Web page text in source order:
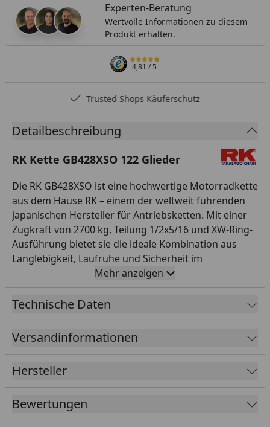
Experten-Beratung
Wertvolle Informationen zu diesem
Produkt erhalten.
4,81/ 5
Trusted Shops Käuferschutz
Detailbeschreibung
RK Kette GB428XSO 122 Glieder
Die RK GB428XSO ist eine hochwertige Motorradkette
aus dem Hause RK – einem der weltweit führenden
japanischen Hersteller für Antriebsketten. Mit einer
Zugkraft von 2700 kg, Teilung 1/2x5/16 und XW-Ring-
Ausführung bietet sie die ideale Kombination aus
Langlebigkeit, Laufruhe und Sicherheit im
Einsatzbereich Straße bis 400 ccm. Die XW-Ring-
Technologie versiegelt das Hochleistungsfett
dauerhaft zwischen den Kettengliedern und reduziert
klassischen O-Ring-Ketten. Diese Variante wird offen
mit 122 Gliedern geliefert und ist mit einem
Farbe: gold. RK steht seit Jahrzehnten für höchste
Fertigungsqualität – perfekt für Werkstattprofis und
anspruchsvolle Motorradfahrer, die auf zuverlässige
Mehr anzeigen
Technische Daten
Versandinformationen
Hersteller
Bewertungen